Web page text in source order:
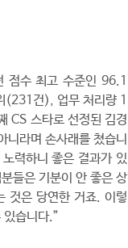
점수 최고 수준인 96.1
(231건), 업무 처리량 1
CS 스타로 선정된 김경
니라며 손사래를 쳤습니
력하니 좋은 결과가 있
들은 기분이 안 좋은 상
것은 당연한 거죠. 이렇
습니다.”